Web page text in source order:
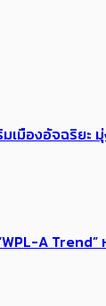
เมืองอัจฉริย
A